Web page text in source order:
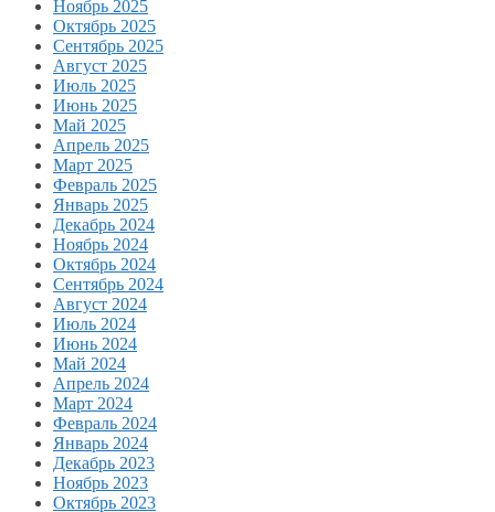
Ноябрь 2025
Октябрь 2025
Сентябрь 2025
Август 2025
Июль 2025
Июнь 2025
Май 2025
Апрель 2025
Март 2025
Февраль 2025
Январь 2025
Декабрь 2024
Ноябрь 2024
Октябрь 2024
Сентябрь 2024
Август 2024
Июль 2024
Июнь 2024
Май 2024
Апрель 2024
Март 2024
Февраль 2024
Январь 2024
Декабрь 2023
Ноябрь 2023
Октябрь 2023